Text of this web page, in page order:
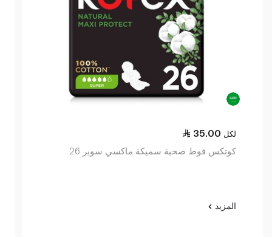
35.00 لكل
كوتكس فوط صحية سميكة ماكسي سوبر 26
المزيد